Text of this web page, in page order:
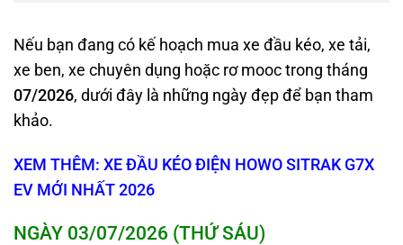
Nếu bạn đang có kế hoạch mua xe đầu kéo, xe tải,
xe ben, xe chuyên dụng hoặc rơ mooc trong tháng
07/2026, dưới đây là những ngày đẹp để bạn tham
khảo.
XEM THÊM: XE ĐẦU KÉO ĐIỆN HOWO SITRAK G7X
EV MỚI NHẤT 2026
NGÀY 03/07/2026 (THỨ SÁU)